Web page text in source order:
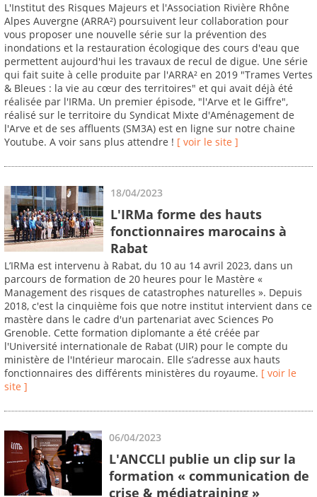
L'Institut des Risques Majeurs et l'Association Rivière Rhône
Alpes Auvergne (ARRA²) poursuivent leur collaboration pour
vous proposer une nouvelle série sur la prévention des
inondations et la restauration écologique des cours d'eau que
permettent aujourd'hui les travaux de recul de digue. Une série
qui fait suite à celle produite par l'ARRA² en 2019 "Trames Vertes
& Bleues : la vie au cœur des territoires" et qui avait déjà été
réalisée par l'IRMa. Un premier épisode, "l'Arve et le Giffre",
réalisé sur le territoire du Syndicat Mixte d'Aménagement de
l'Arve et de ses affluents (SM3A) est en ligne sur notre chaine
Youtube. A voir sans plus attendre ! [ voir le site ]
18/04/2023
L'IRMa forme des hauts
fonctionnaires marocains à
Rabat
L’IRMa est intervenu à Rabat, du 10 au 14 avril 2023, dans un
parcours de formation de 20 heures pour le Mastère «
Management des risques de catastrophes naturelles ». Depuis
2018, c'est la cinquième fois que notre institut intervient dans ce
mastère dans le cadre d'un partenariat avec Sciences Po
Grenoble. Cette formation diplomante a été créée par
l'Université internationale de Rabat (UIR) pour le compte du
ministère de l'Intérieur marocain. Elle s’adresse aux hauts
fonctionnaires des différents ministères du royaume. [ voir le
site ]
06/04/2023
L'ANCCLI publie un clip sur la
formation « communication de
crise & médiatraining »